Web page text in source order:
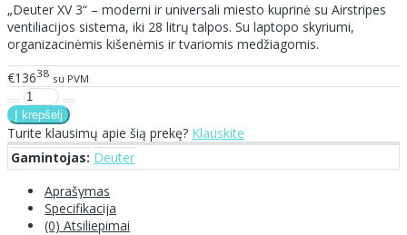
„Deuter XV 3“ – moderni ir universali miesto kuprinė su Airstripes
ventiliacijos sistema, iki 28 litrų talpos. Su laptopo skyriumi,
organizacinėmis kišenėmis ir tvariomis medžiagomis.
€13638 su PVM
Turite klausimų apie šią prekę? Klauskite
Gamintojas: Deuter
Aprašymas
Specifikacija
(0) Atsiliepimai